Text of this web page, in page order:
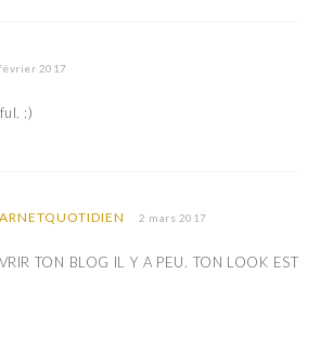
2017
:)
2 mars 2017
TON BLOG IL Y A PEU. TON LOOK EST